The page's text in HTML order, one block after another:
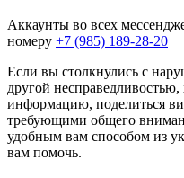
Аккаунты во всех
номеру +7 (985) 189-28-20
Если вы столкнулись с
другой
информацию, поделиться
требующими общего
удобным вам способом из
вам помочь.